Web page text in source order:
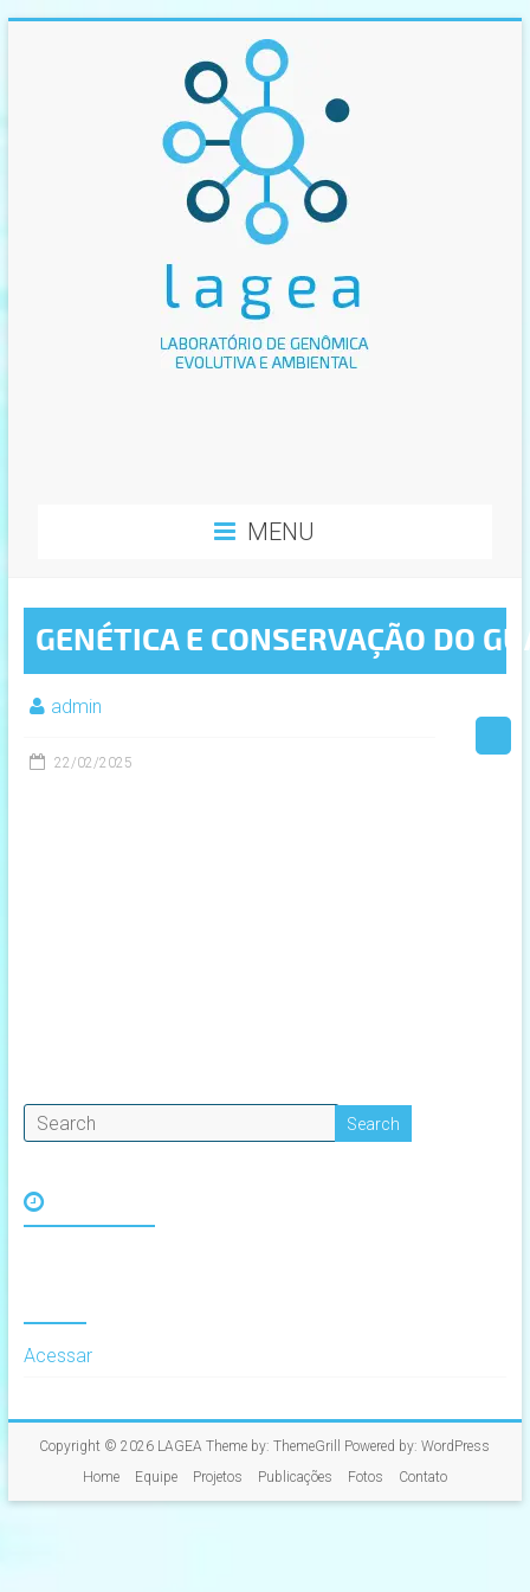
MENU
GENÉTICA E CONSERVAÇÃO DO
admin
22/02/2025
Acessar
Copyright © 2026 LAGEA Theme by:ThemeGrill Powered by:WordPress
Home
Equipe Projetos Publicações Fotos Contato